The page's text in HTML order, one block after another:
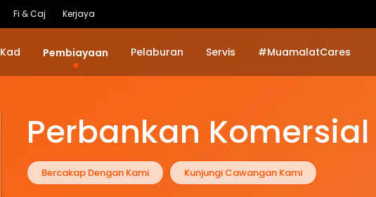
Fi & Caj Kerjaya
Kad Pembiayaan Pelaburan Servis #MuamalatCares
Perbankan Komersial
Bercakap Dengan Kami Kunjungi Cawangan Kami